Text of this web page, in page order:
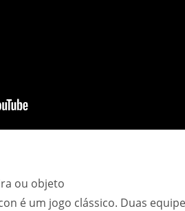
ou objeto
é um jogo clássico. Duas